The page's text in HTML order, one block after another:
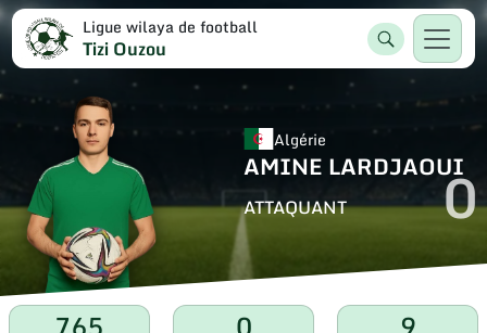
Ligue wilaya de football
Tizi Ouzou
Algérie
AMINE LARDJAOUI
ATTAQUANT 0